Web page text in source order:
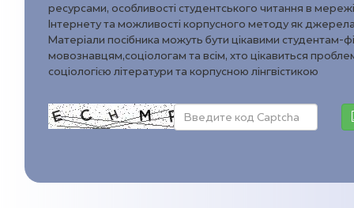
ресурсами, особливості студентського читання в
Інтернету та можливості корпусного методу як джерела
Матеріали посібника можуть бути цікавими студентам-
мовознавцям,соціологам та всім, хто цікавиться
соціологією літератури та корпусною лінгвістикою